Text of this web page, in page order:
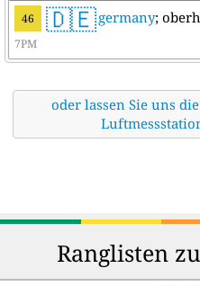
46 🇩🇪germany;
7PM
oder lassen Sie uns
Ranglisten